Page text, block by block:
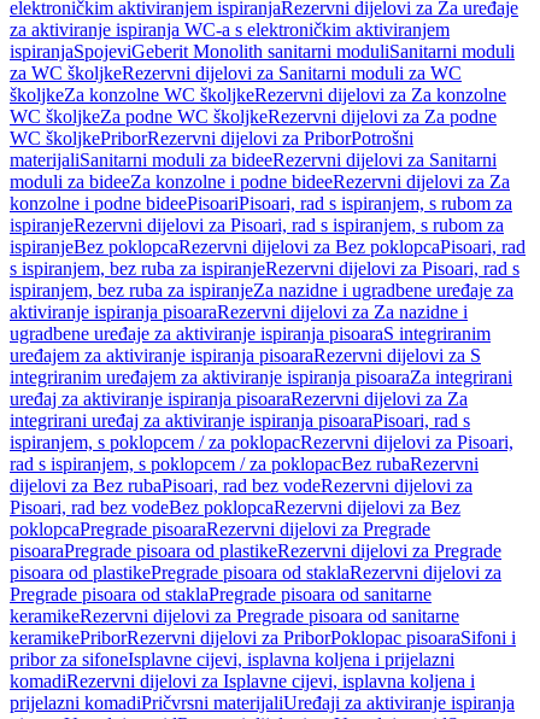
elektroničkim aktiviranjem ispiranjaRezervni dijelovi za Za uređaje
za aktiviranje ispiranja WC-a s elektroničkim aktiviranjem
ispiranjaSpojeviGeberit Monolith sanitarni moduliSanitarni moduli
za WC školjkeRezervni dijelovi za Sanitarni moduli za WC
školjkeZa konzolne WC školjkeRezervni dijelovi za Za konzolne
WC školjkeZa podne WC školjkeRezervni dijelovi za Za podne
WC školjkePriborRezervni dijelovi za PriborPotrošni
materijaliSanitarni moduli za bideeRezervni dijelovi za Sanitarni
moduli za bideeZa konzolne i podne bideeRezervni dijelovi za Za
konzolne i podne bideePisoariPisoari, rad s ispiranjem, s rubom za
ispiranjeRezervni dijelovi za Pisoari, rad s ispiranjem, s rubom za
ispiranjeBez poklopcaRezervni dijelovi za Bez poklopcaPisoari, rad
s ispiranjem, bez ruba za ispiranjeRezervni dijelovi za Pisoari, rad s
ispiranjem, bez ruba za ispiranjeZa nazidne i ugradbene uređaje za
aktiviranje ispiranja pisoaraRezervni dijelovi za Za nazidne i
ugradbene uređaje za aktiviranje ispiranja pisoaraS integriranim
uređajem za aktiviranje ispiranja pisoaraRezervni dijelovi za S
integriranim uređajem za aktiviranje ispiranja pisoaraZa integrirani
uređaj za aktiviranje ispiranja pisoaraRezervni dijelovi za Za
integrirani uređaj za aktiviranje ispiranja pisoaraPisoari, rad s
ispiranjem, s poklopcem / za poklopacRezervni dijelovi za Pisoari,
rad s ispiranjem, s poklopcem / za poklopacBez rubaRezervni
dijelovi za Bez rubaPisoari, rad bez vodeRezervni dijelovi za
Pisoari, rad bez vodeBez poklopcaRezervni dijelovi za Bez
poklopcaPregrade pisoaraRezervni dijelovi za Pregrade
pisoaraPregrade pisoara od plastikeRezervni dijelovi za Pregrade
pisoara od plastikePregrade pisoara od staklaRezervni dijelovi za
Pregrade pisoara od staklaPregrade pisoara od sanitarne
keramikeRezervni dijelovi za Pregrade pisoara od sanitarne
keramikePriborRezervni dijelovi za PriborPoklopac pisoaraSifoni i
pribor za sifoneIsplavne cijevi, isplavna koljena i prijelazni
komadiRezervni dijelovi za Isplavne cijevi, isplavna koljena i
prijelazni komadiPričvrsni materijaliUređaji za aktiviranje ispiranja